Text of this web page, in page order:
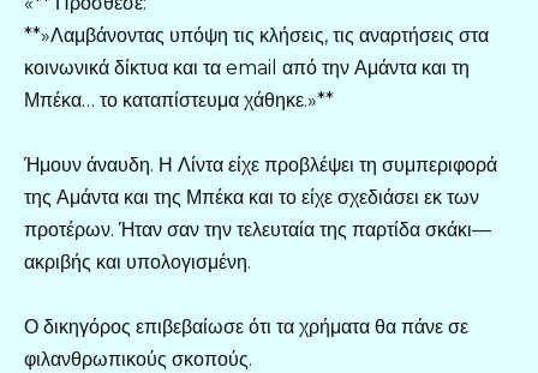
**»Λαμβάνοντας υπόψη τις κλήσεις, τις αναρτήσεις στα
κοινωνικά δίκτυα και τα email από την Αμάντα και τη
Μπέκα… το καταπίστευμα χάθηκε.»**
Ήμουν άναυδη. Η Λίντα είχε προβλέψει τη συμπεριφορά
της Αμάντα και της Μπέκα και το είχε σχεδιάσει εκ των
προτέρων. Ήταν σαν την τελευταία της παρτίδα σκάκι—
ακριβής και υπολογισμένη.
Ο δικηγόρος επιβεβαίωσε ότι τα χρήματα θα πάνε σε
φιλανθρωπικούς σκοπούς.